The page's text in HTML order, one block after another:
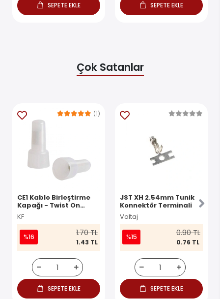
SEPETE EKLE SEPETE EKLE
Çok Satanlar
CE1 Kablo Birleştirme
Kapağı - Twist On
Konnektör
KF
(1)
%16 1.70 TL
1.43 TL
SEPETE EKLE
JST XH 2.54mm Tunik
Konnektör Terminali
Voltaj
%15 0.90 TL
0.76 TL
SEPETE EKLE